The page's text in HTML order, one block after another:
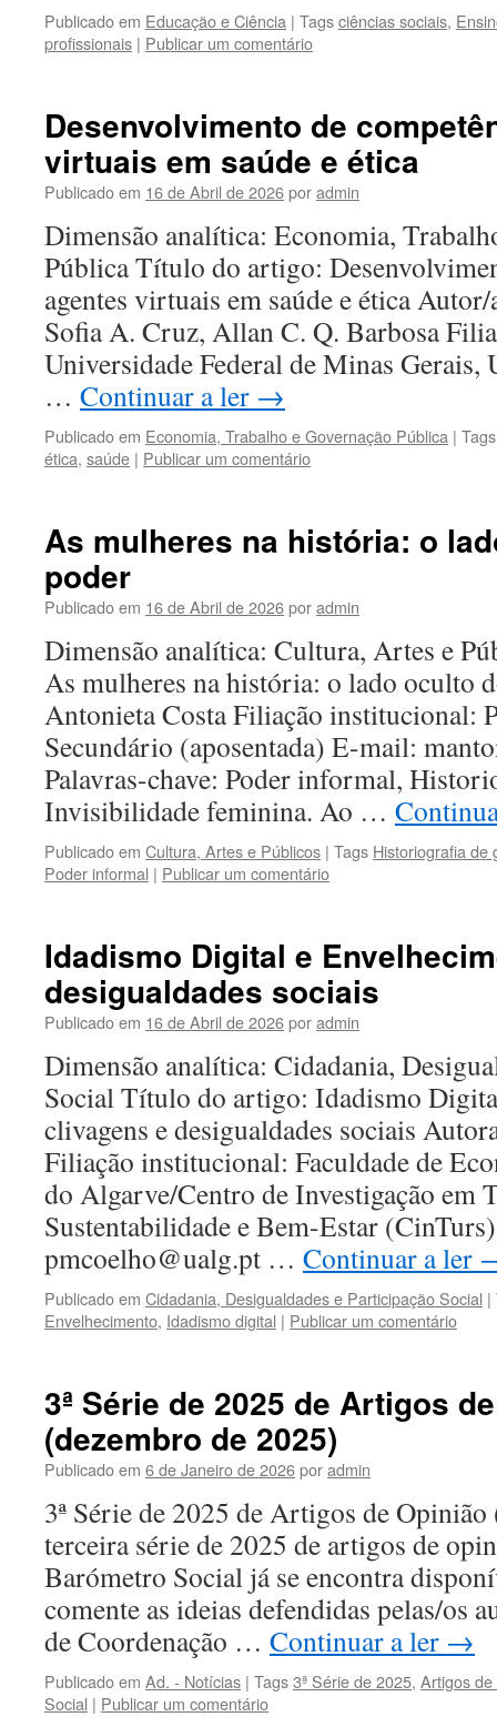
Publicado em Educação e Ciência | Tagsciências sociais,
profissionais | Publicar um comentário
Desenvolvimento de
virtuais em saúde e ética
Publicado em 16 de Abril de 2026poradmin
Dimensão analítica: Economia,
Pública Título do artigo:
agentes virtuais em saúde e ética
Sofia A. Cruz, Allan C. Q. Barbosa
Universidade Federal de Minas Gerais,
… Continuar a ler →
Publicado em Economia, Trabalho e Governação Pública | Tags
ética, saúde | Publicar um comentário
As mulheres na história: o
poder
Publicado em 16 de Abril de 2026poradmin
Dimensão analítica: Cultura, Artes e
As mulheres na história: o lado oculto
Antonieta Costa Filiação institucional:
Secundário (aposentada) E-mail:
Palavras-chave: Poder informal,
Invisibilidade feminina. Ao …
Publicado em Cultura, Artes e Públicos | Tags Historiografia de
Poder informal | Publicar um comentário
Idadismo Digital e
desigualdades sociais
Publicado em 16 de Abril de 2026poradmin
Dimensão analítica: Cidadania,
Social Título do artigo: Idadismo
clivagens e desigualdades sociais
Filiação institucional: Faculdade de
do Algarve/Centro de Investigação em
Sustentabilidade e Bem-Estar
pmcoelho@ualg.pt … Continuar a ler
Publicado em Cidadania, Desigualdades e Participação Social |
Envelhecimento, Idadismo digital | Publicar um comentário
3ª Série de 2025 de Artigos
(dezembro de 2025)
Publicado em 6 de Janeiro de 2026poradmin
3ª Série de 2025 de Artigos de
terceira série de 2025 de artigos de
Barómetro Social já se encontra
comente as ideias defendidas pelas/os
de Coordenação … Continuar a ler →
Publicado em Ad. - Notícias | Tags3ª Série de 2025, Artigos
Social | Publicar um comentário